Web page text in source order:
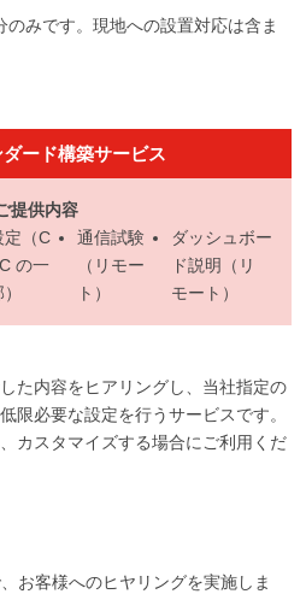
みです。現地への設置対応は含ま
ード構築サービス
提供内容
定（C
の一
通信試験
（リモー
ト）
ダッシュボー
ド説明（リ
モート）
た内容をヒアリングし、当社指定の
限必要な設定を行うサービスです。
カスタマイズする場合にご利用くだ
お客様へのヒヤリングを実施しま